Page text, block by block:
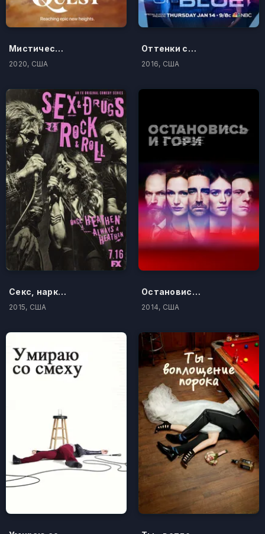
Мистический квест
2020, США
Оттенки синего
2016, США
Секс, наркотики и рок-н-ролл
2015, США
Остановись и гори
2014, США